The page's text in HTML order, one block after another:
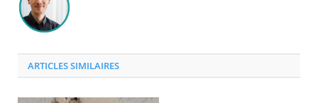
ARTICLES SIMILAIRES